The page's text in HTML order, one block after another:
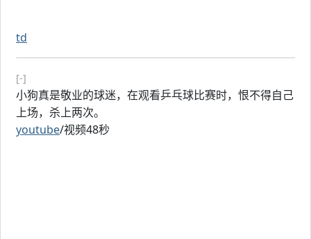
td
[-]
小狗真是敬业的球迷，在观看乒乓球比赛时，恨不得自己
上场，杀上两次。
youtube/视频48秒